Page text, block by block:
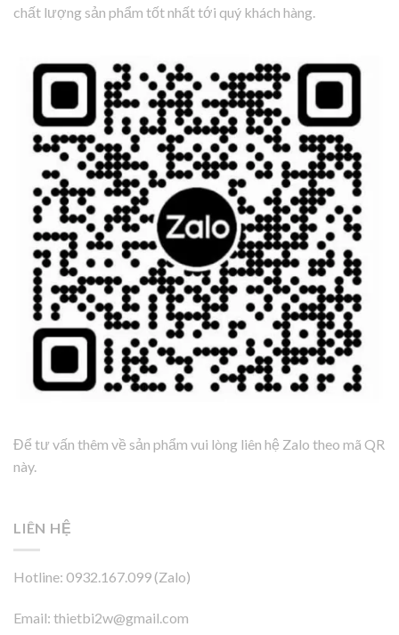
chất lượng sản phẩm tốt nhất tới quý khách hàng.
Để tư vấn thêm về sản phẩm vui lòng liên hệ Zalo theo mã QR
này.
LIÊN HỆ
Hotline: 0932.167.099 (Zalo)
Email: thietbi2w@gmail.com